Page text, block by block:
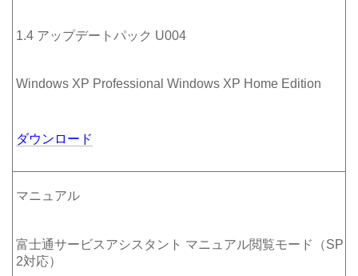
1.4 アップデートパック U004
Windows XP Professional Windows XP Home Edition
ダウンロード
マニュアル
富士通サービスアシスタント マニュアル閲覧モード（SP
2対応）